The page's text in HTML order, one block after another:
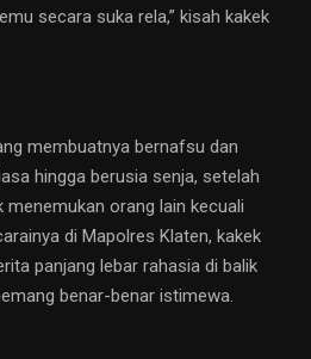
secara suka rela,” kisah kakek
membuatnya bernafsu dan
hingga berusia senja, setelah
orang lain kecuali
di Mapolres Klaten, kakek
panjang lebar rahasia di balik
benar-benar istimewa.